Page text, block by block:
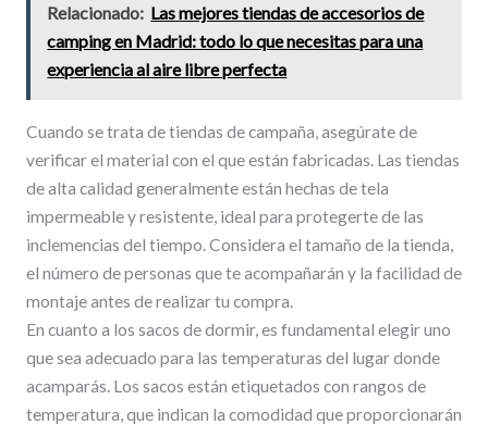
Relacionado: Las mejores tiendas de accesorios de
camping en Madrid: todo lo que necesitas para una
experiencia al aire libre perfecta
Cuando se trata de tiendas de campaña, asegúrate de
verificar el material con el que están fabricadas. Las tiendas
de alta calidad generalmente están hechas de tela
impermeable y resistente, ideal para protegerte de las
inclemencias del tiempo. Considera el tamaño de la tienda,
el número de personas que te acompañarán y la facilidad de
montaje antes de realizar tu compra.
En cuanto a los sacos de dormir, es fundamental elegir uno
que sea adecuado para las temperaturas del lugar donde
acamparás. Los sacos están etiquetados con rangos de
temperatura, que indican la comodidad que proporcionarán